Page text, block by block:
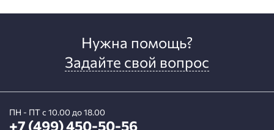
Нужна помощь?
Задайте свой вопрос
ПН - ПТ с 10.00 до 18.00
+7 (499) 450-50-56